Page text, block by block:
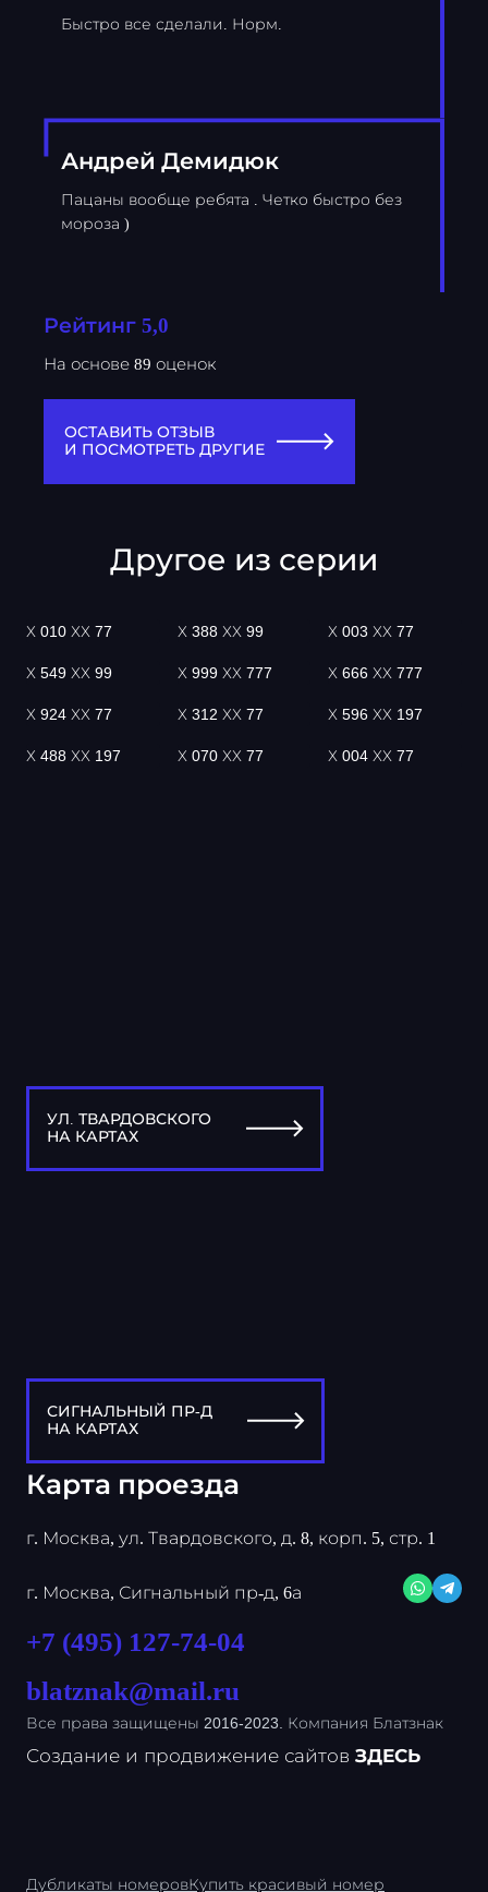
Быстро все сделали. Норм.
Андрей Демидюк
Пацаны вообще ребята . Четко быстро без
мороза )
Рейтинг 5,0
На основе 89 оценок
ОСТАВИТЬ ОТЗЫВ
И ПОСМОТРЕТЬ ДРУГИЕ
Другое из серии
Х 010 ХХ 77 Х 388 ХХ 99 Х 003 ХХ 77
Х 549 ХХ 99 Х 999 ХХ 777 Х 666 ХХ 777
Х 924 ХХ 77 Х 312 ХХ 77 Х 596 ХХ 197
Х 488 ХХ 197 Х 070 ХХ 77 Х 004 ХХ 77
УЛ. ТВАРДОВСКОГО
НА КАРТАХ
СИГНАЛЬНЫЙ ПР-Д
НА КАРТАХ
Карта проезда
г. Москва, ул. Твардовского, д. 8, корп. 5, стр. 1
г. Москва, Сигнальный пр-д, 6а
+7 (495) 127-74-04
blatznak@mail.ru
Все права защищены 2016-2023. Компания Блатзнак
Создание и продвижение сайтов ЗДЕСЬ
Дубликаты номеровКупить красивый номер